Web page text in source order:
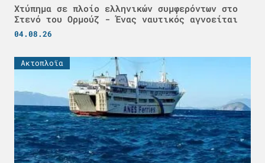
Χτύπημα σε πλοίο ελληνικών συμφερόντων στο
Στενό του Ορμούζ - Ένας ναυτικός αγνοείται
04.08.26
Ακτοπλοϊα